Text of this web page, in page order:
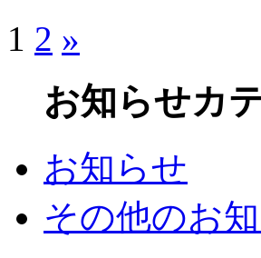
1 2 »
お知らせカ
お知らせ
その他のお